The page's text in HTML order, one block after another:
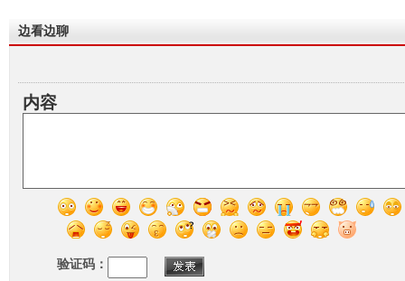
边看边聊
内容
验证码：